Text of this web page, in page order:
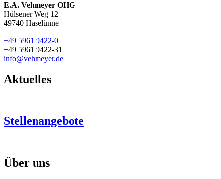
E.A. Vehmeyer OHG
Hülsener Weg 12
49740 Haselünne
+49 5961 9422-0
+49 5961 9422-31
info@vehmeyer.de
Aktuelles
Stellenangebote
Über uns